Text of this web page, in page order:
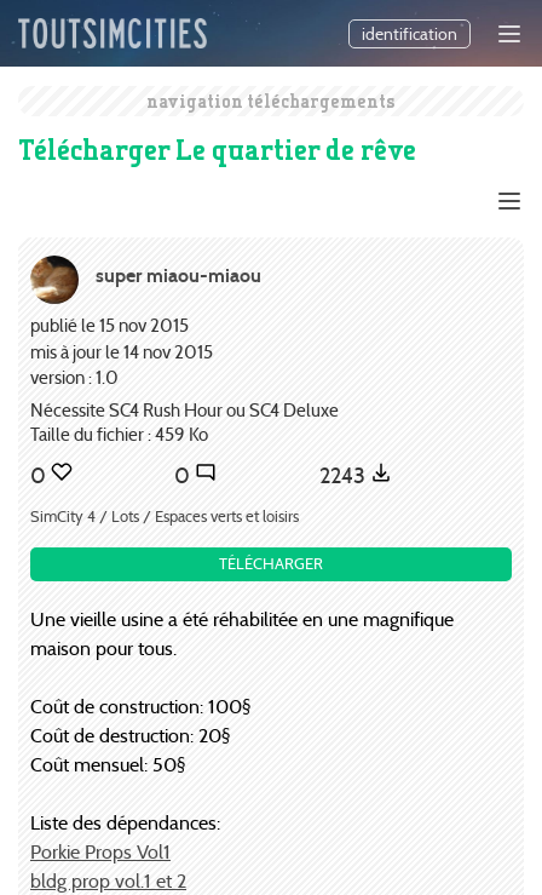
identification
navigation téléchargements
Télécharger Le quartier de rêve
super miaou-miaou
publié le 15 nov 2015
mis à jour le 14 nov 2015
version : 1.0
Nécessite SC4 Rush Hour ou SC4 Deluxe
Taille du fichier : 459 Ko
0 0 2243
SimCity 4 / Lots / Espaces verts et loisirs
TÉLÉCHARGER
Une vieille usine a été réhabilitée en une magnifique
maison pour tous.
Coût de construction: 100§
Coût de destruction: 20§
Coût mensuel: 50§
Liste des dépendances:
Porkie Props Vol1
bldg prop vol.1 et 2